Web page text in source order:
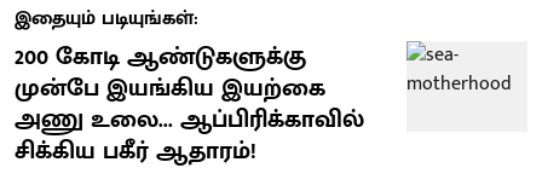
இதையும் படியுங்கள்:
200 கோடி ஆண்டுகளுக்கு
முன்பே இயங்கிய இயற்கை
அணு உலை... ஆப்பிரிக்காவில்
சிக்கிய பகீர் ஆதாரம்!